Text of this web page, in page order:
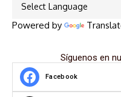
Powered by
Síguenos en
Facebook